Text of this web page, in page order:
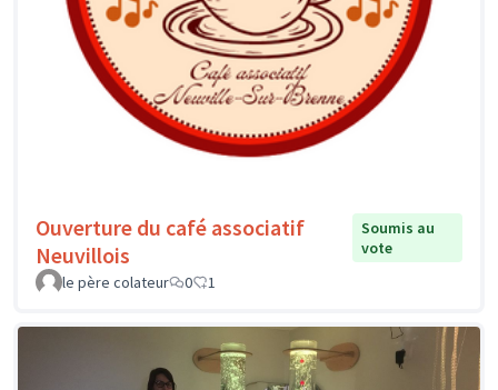
Ouverture du café associatif
Neuvillois
Soumis au
vote
le père colateur
0 1